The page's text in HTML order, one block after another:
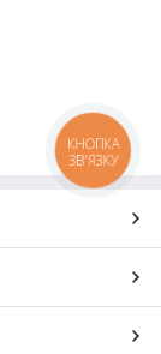
КНОПКА
ЗВ'ЯЗКУ